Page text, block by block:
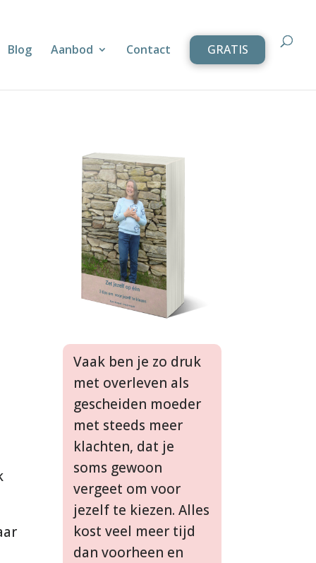
Blog Aanbod Contact GRATIS
Vaak ben je zo druk
met overleven als
gescheiden moeder
met steeds meer
klachten, dat je
soms gewoon
vergeet om voor
jezelf te kiezen. Alles
kost veel meer tijd
dan voorheen en